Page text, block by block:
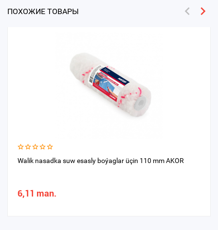
ПОХОЖИЕ ТОВАРЫ
Walik nasadka suw esasly boýaglar üçin 110 mm AKOR
6,11 man.